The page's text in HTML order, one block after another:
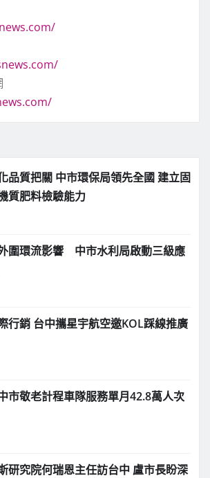
品質把關 中市環保局領先全國 建立固
質肥料檢驗能力
圍環流影響 中市水利局啟動三級應
行銷 台中攜星宇航空邀KOL踩線推廣
市敬老計程車隊服務單月42.8萬人次
研究院何瑞恩主任訪台中 盧市長盼深